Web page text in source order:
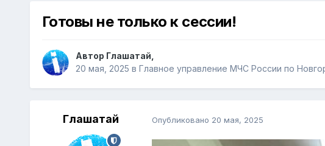
Готовы не только к сессии!
Автор Глашатай
20 мая, 2025 в Главное управление МЧС России по
Глашатай Опубликовано 20 мая, 2025